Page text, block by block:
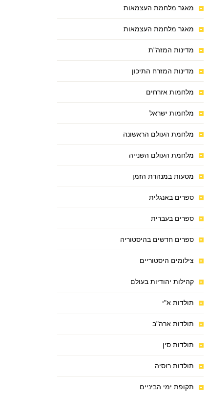
מאגר מלחמת העצמאות
מאגר מלחמת העצמאות
מדינות המזה"ת
מדינות המזרח התיכון
מלחמות אזרחים
מלחמות ישראל
מלחמת העולם הראשונה
מלחמת העולם השנייה
מסעות במנהרת הזמן
ספרים באנגלית
ספרים בעברית
ספרים חדשים בהיסטוריה
צילומים היסטוריים
קהילות יהודיות בעולם
תולדות א"י
תולדות ארה"ב
תולדות סין
תולדות רוסיה
תקופת ימי הביניים